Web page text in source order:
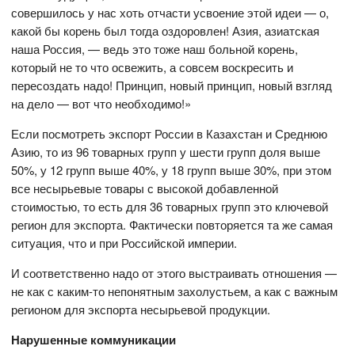
совершилось у нас хоть отчасти усвоение этой идеи — о,
какой бы корень был тогда оздоровлен! Азия, азиатская
наша Россия, — ведь это тоже наш больной корень,
который не то что освежить, а совсем воскресить и
пересоздать надо! Принцип, новый принцип, новый взгляд
на дело — вот что необходимо!»
Если посмотреть экспорт России в Казахстан и Среднюю
Азию, то из 96 товарных групп у шести групп доля выше
50%, у 12 групп выше 40%, у 18 групп выше 30%, при этом
все несырьевые товары с высокой добавленной
стоимостью, то есть для 36 товарных групп это ключевой
регион для экспорта. Фактически повторяется та же самая
ситуация, что и при Российской империи.
И соответственно надо от этого выстраивать отношения —
не как с каким-то непонятным захолустьем, а как с важным
регионом для экспорта несырьевой продукции.
Нарушенные коммуникации